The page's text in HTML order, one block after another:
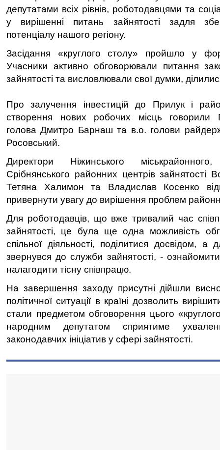
депутатами всіх рівнів, роботодавцями та
у вирішенні питань зайнятості задля
потенціалу нашого регіону.
Засідання «круглого столу» пройшло у
Учасники активно обговорювали питання
зайнятості та висловлювали свої думки,
Про залучення інвестицій до Прилук і
створення нових робочих місць говорили
голова Дмитро Барнаш та в.о. голови
Росовський.
Директори Ніжинського
Срібнянського районних центрів зайнятості
Тетяна Халимон та Владислав Косенко
привернути увагу до вирішення проблем
Для роботодавців, що вже тривалий час
зайнятості, це була ще одна можливість
спільної діяльності, поділитися досвідом,
звернувся до служби зайнятості, -
налагодити тісну співпрацю.
На завершення заходу присутні дійшли
політичної ситуації в країні дозволить
стали предметом обговорення цього
народним депутатом сприятиме
законодавчих ініціатив у сфері зайнятості.